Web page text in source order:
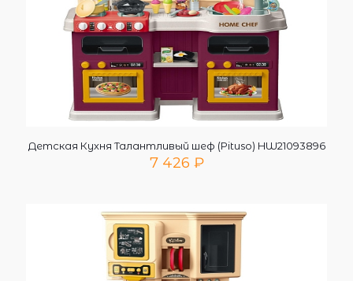
Детская Кухня Талантливый шеф (Pituso) HW21093896
7 426 ₽